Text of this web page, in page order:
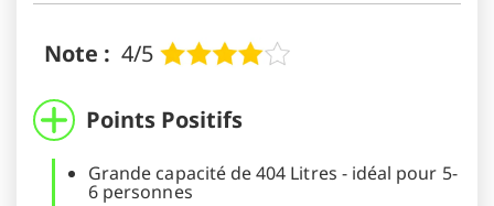
Note : 4/5
Points Positifs
Grande capacité de 404 Litres - idéal pour 5-
6 personnes